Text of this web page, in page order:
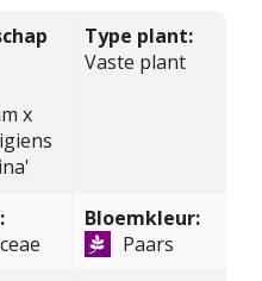
x
Type plant:
Vaste plant
Bloemkleur:
Paars